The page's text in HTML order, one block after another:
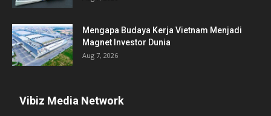
Mengapa Budaya Kerja Vietnam Menjadi
Magnet Investor Dunia
Aug 7, 2026
Vibiz Media Network